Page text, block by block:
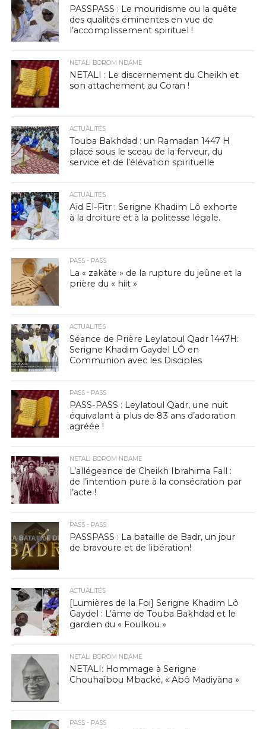
PASSPASS : Le mouridisme ou la quête
des qualités éminentes en vue de
l’accomplissement spirituel !
NETALI BOROM NDAME
NETALI : Le discernement du Cheikh et
son attachement au Coran !
ACTUALITÉS
Touba Bakhdad : un Ramadan 1447 H
placé sous le sceau de la ferveur, du
service et de l’élévation spirituelle
ACTUALITÉS
Aïd El-Fitr : Serigne Khadim Lô exhorte
à la droiture et à la politesse légale.
PASS - PASS
La « zakàte » de la rupture du jeûne et la
prière du « hiit »
ACTUALITÉS
Séance de Prière Leylatoul Qadr 1447H:
Serigne Khadim Gaydel LÔ en
Communion avec les Disciples
PASS - PASS
PASS-PASS : Leylatoul Qadr, une nuit
équivalant à plus de 83 ans d’adoration
agréée !
NETALI BOROM NDAME
L’allégeance de Cheikh Ibrahima Fall :
de l’intention pure à la consécration par
l’acte !
PASS - PASS
PASSPASS : La bataille de Badr, un jour
de bravoure et de libération!
ACTUALITÉS
[Lumières de la Foi] Serigne Khadim Lô
Gaydel : L’âme de Touba Bakhdad et le
gardien du « Foulkou »
NETALI BOROM NDAME
NETALI: Hommage à Serigne
Chouhaïbou Mbacké, « Abô Madiyàna »
PASS - PASS